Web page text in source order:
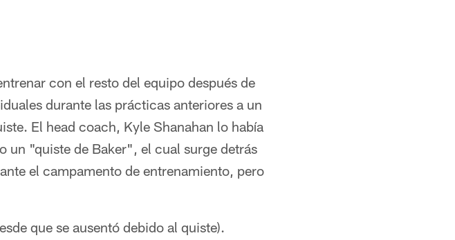
con el resto del equipo después de
durante las prácticas anteriores a un
El head coach, Kyle Shanahan lo había
un "quiste de Baker", el cual surge detrás
el campamento de entrenamiento, pero
que se ausentó debido al quiste).